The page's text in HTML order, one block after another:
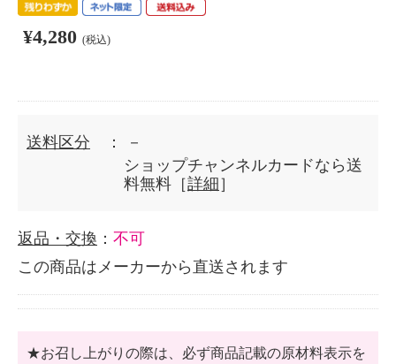
¥4,280 (税込)
送料区分 ： －
ショップチャンネルカードなら送
料無料［詳細 ］
返品・交換 ： 不可
この商品はメーカーから直送されます
★お召し上がりの際は、必ず商品記載の原材料表示を